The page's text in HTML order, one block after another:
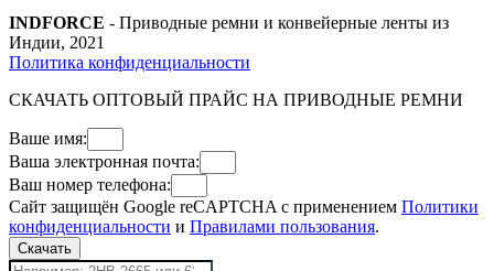
INDFORCE - Приводные ремни и конвейерные ленты из
Индии, 2021
Политика конфиденциальности
СКАЧАТЬ ОПТОВЫЙ ПРАЙС НА ПРИВОДНЫЕ РЕМНИ
Ваше имя:
Ваша электронная почта:
Ваш номер телефона:
Сайт защищён Google reCAPTCHA с применением Политики
конфиденциальности и Правилами пользования.
Скачать